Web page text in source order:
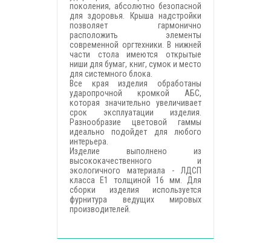
поколения, абсолютно безопасной
для здоровья. Крыша надстройки
позволяет гармонично
расположить элементы
современной оргтехники. В нижней
части стола имеются открытые
ниши для бумаг, книг, сумок и место
для системного блока.
Все края изделия обработаны
ударопрочной кромкой АБС,
которая значительно увеличивает
срок эксплуатации изделия.
Разнообразие цветовой гаммы
идеально подойдет для любого
интерьера.
Изделие выполнено из
высококачественного и
экологичного материала - ЛДСП
класса Е1 толщиной 16 мм. Для
сборки изделия используется
фурнитура ведущих мировых
производителей.